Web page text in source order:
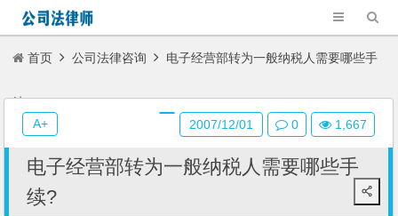
首页 公司法律咨询 电子经营部转为一般纳税人需要哪些手
续?
电子经营部转为一般纳税人需要哪些手
续?
2007/12/01 0 1,667
A+